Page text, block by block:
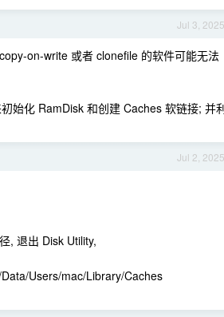
Jul 3, 2025
on-write 或者 clonefile 的软件可能无法
始化 RamDisk 和创建 Caches 软链接; 并
Jul 2, 2025
, 退出 Disk Utility,
Users/mac/Library/Caches